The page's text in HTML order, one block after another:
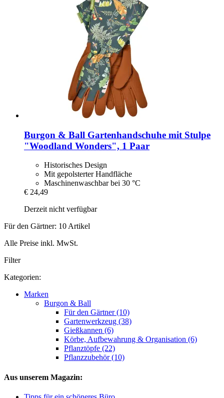
Burgon & Ball Gartenhandschuhe mit Stulpe
"Woodland Wonders", 1 Paar
Historisches Design
Mit gepolsterter Handfläche
Maschinenwaschbar bei 30 °C
€ 24,49
Derzeit nicht verfügbar
Für den Gärtner: 10 Artikel
Alle Preise inkl. MwSt.
Filter
Kategorien:
Marken
Burgon & Ball
Für den Gärtner (10)
Gartenwerkzeug (38)
Gießkannen (6)
Körbe, Aufbewahrung & Organisation (6)
Pflanztöpfe (22)
Pflanzzubehör (10)
Aus unserem Magazin: